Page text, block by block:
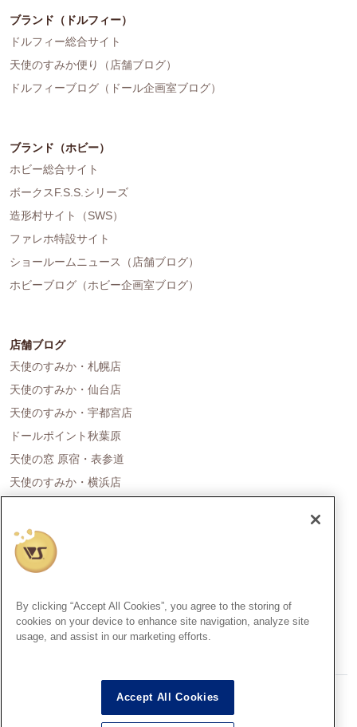
ブランド（ドルフィー）
ドルフィー総合サイト
天使のすみか便り（店舗ブログ）
ドルフィーブログ（ドール企画室ブログ）
ブランド（ホビー）
ホビー総合サイト
ボークスF.S.S.シリーズ
造形村サイト（SWS）
ファレホ特設サイト
ショールームニュース（店舗ブログ）
ホビーブログ（ホビー企画室ブログ）
店舗ブログ
天使のすみか・札幌店
天使のすみか・仙台店
天使のすみか・宇都宮店
ドールポイント秋葉原
天使の窓 原宿・表参道
天使のすみか・横浜店
天使の里 霞中庵
ドールポイント大阪
天使のすみか・神戸店
天使のすみか・福岡店
創作造形©造形村/ボークス
Super Dollfie®、スーパードルフィー®は、株式会社ボークスの登録
By clicking “Accept All Cookies”, you agree to the storing of
cookies on your device to enhance site navigation, analyze site
usage, and assist in our marketing efforts.
Accept All Cookies